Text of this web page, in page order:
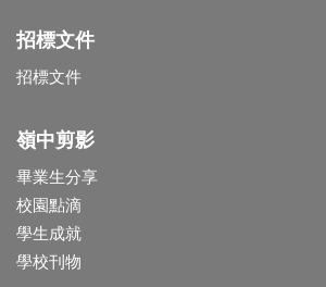
招標文件
招標文件
嶺中剪影
畢業生分享
校園點滴
學生成就
學校刊物